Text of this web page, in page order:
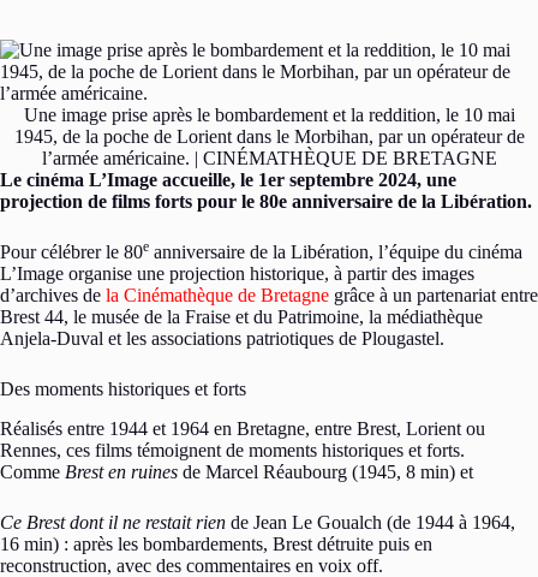
Une image prise après le bombardement et la reddition, le 10 mai
1945, de la poche de Lorient dans le Morbihan, par un opérateur de
l’armée américaine. | CINÉMATHÈQUE DE BRETAGNE
Le cinéma L’Image accueille, le 1er septembre 2024, une
projection de films forts pour le 80e anniversaire de la Libération.
Pour célébrer le 80e anniversaire de la Libération, l’équipe du cinéma
L’Image organise une projection historique, à partir des images
d’archives de la Cinémathèque de Bretagne grâce à un partenariat entre
Brest 44, le musée de la Fraise et du Patrimoine, la médiathèque
Anjela-Duval et les associations patriotiques de Plougastel.
Des moments historiques et forts
Réalisés entre 1944 et 1964 en Bretagne, entre Brest, Lorient ou
Rennes, ces films témoignent de moments historiques et forts.
Comme Brest en ruines de Marcel Réaubourg (1945, 8 min) et
Ce Brest dont il ne restait rien de Jean Le Goualch (de 1944 à 1964,
16 min) : après les bombardements, Brest détruite puis en
reconstruction, avec des commentaires en voix off.